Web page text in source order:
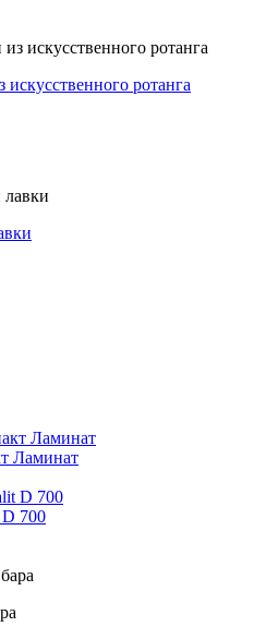
ротанга
Ламинат
700